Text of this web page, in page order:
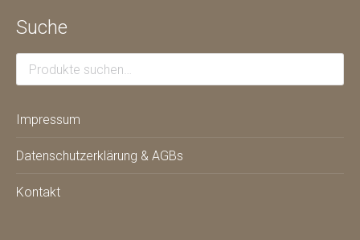
Suche
Impressum
Datenschutzerklärung & AGBs
Kontakt